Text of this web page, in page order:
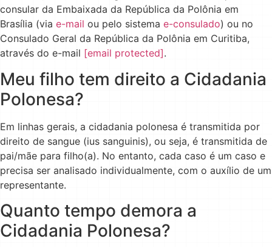
consular da Embaixada da República da Polônia em
Brasília (via e-mail ou pelo sistema e-consulado) ou no
Consulado Geral da República da Polônia em Curitiba,
através do e-mail [email protected].
Meu filho tem direito a Cidadania
Polonesa?
Em linhas gerais, a cidadania polonesa é transmitida por
direito de sangue (ius sanguinis), ou seja, é transmitida de
pai/mãe para filho(a). No entanto, cada caso é um caso e
precisa ser analisado individualmente, com o auxílio de um
representante.
Quanto tempo demora a
Cidadania Polonesa?